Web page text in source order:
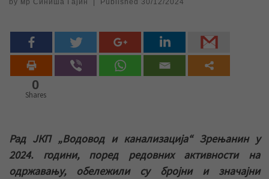
by мр Синиша Гајин Published 30/12/2024
0
Shares
Рад ЈКП „Водовод и канализација“ Зрењанин у
2024. години, поред редовних активности на
одржавању, обележили су бројни и значајни